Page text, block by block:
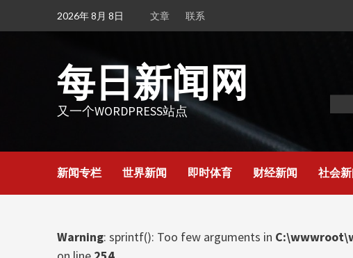
2026年 8月 8日 文章 联系
每日新闻网
又一个WORDPRESS站点
新闻专栏 世界新闻 即时体育 财经新闻 社会
Warning: sprintf(): Too few arguments in